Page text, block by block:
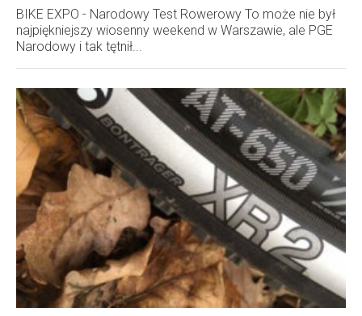
BIKE EXPO - Narodowy Test Rowerowy To może nie był
najpiękniejszy wiosenny weekend w Warszawie, ale PGE
Narodowy i tak tętnił...